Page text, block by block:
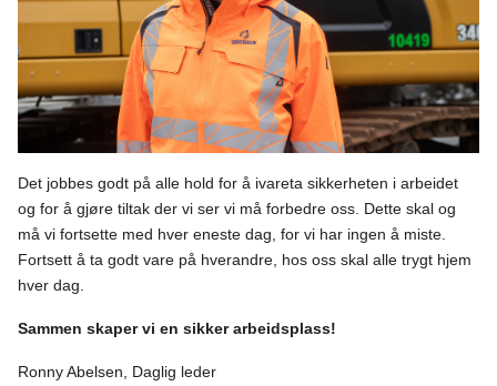
Det jobbes godt på alle hold for å ivareta sikkerheten i arbeidet
og for å gjøre tiltak der vi ser vi må forbedre oss. Dette skal og
må vi fortsette med hver eneste dag, for vi har ingen å miste.
Fortsett å ta godt vare på hverandre, hos oss skal alle trygt hjem
hver dag.
Sammen skaper vi en sikker arbeidsplass!
Ronny Abelsen, Daglig leder